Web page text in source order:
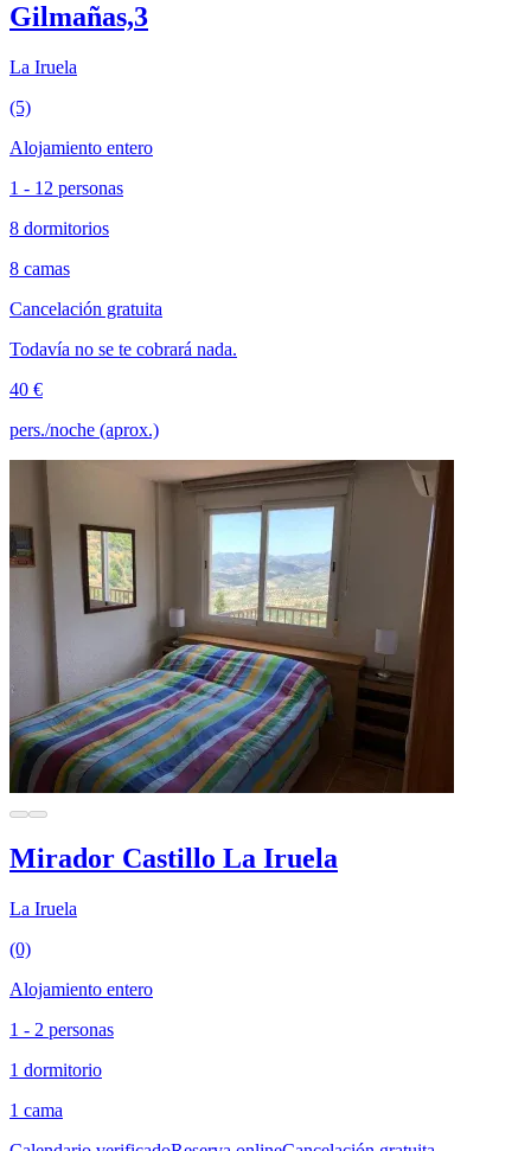
Gilmañas,3
La Iruela
(5)
Alojamiento entero
1 - 12 personas
8 dormitorios
8 camas
Cancelación gratuita
Todavía no se te cobrará nada.
40 €
pers./noche (aprox.)
Mirador Castillo La Iruela
La Iruela
(0)
Alojamiento entero
1 - 2 personas
1 dormitorio
1 cama